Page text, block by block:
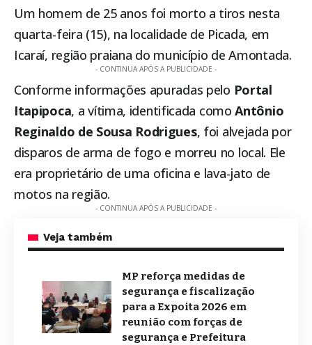
Um homem de 25 anos foi morto a tiros nesta
quarta-feira (15), na localidade de Picada, em
Icaraí, região praiana do município deAmontada.
- CONTINUA APÓS A PUBLICIDADE -
Conforme informações apuradas pelo Portal
Itapipoca, a vítima, identificada comoAntônio
Reginaldo de Sousa Rodrigues, foi alvejada por
disparos de arma de fogo e morreu no local. Ele
era proprietário de uma oficina e lava-jato de
motos na região.
- CONTINUA APÓS A PUBLICIDADE -
Veja também
MP reforça medidas de
segurança e fiscalização
para a Expoita 2026 em
reunião com forças de
segurança e Prefeitura